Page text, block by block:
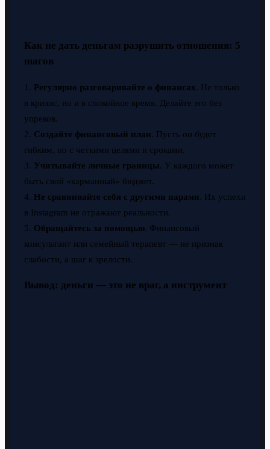
Как не дать деньгам разрушить отношения: 5
шагов
1. Регулярно разговаривайте о финансах. Не только
в кризис, но и в спокойное время. Делайте это без
упреков.
2. Создайте финансовый план. Пусть он будет
гибким, но с четкими целями и сроками.
3. Учитывайте личные границы. У каждого может
быть свой «карманный» бюджет.
4. Не сравнивайте себя с другими парами. Их успехи
в Instagram не отражают реальности.
5. Обращайтесь за помощью. Финансовый
консультант или семейный терапевт — не признак
слабости, а шаг к зрелости.
Вывод: деньги — это не враг, а инструмент